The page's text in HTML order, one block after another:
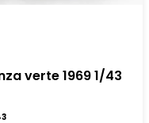
verte 1969 1/43